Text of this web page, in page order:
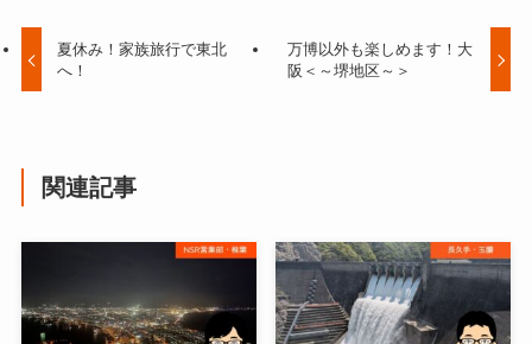
夏休み！家族旅行で東北
へ！
万博以外も楽しめます！大
阪＜～堺地区～＞
関連記事